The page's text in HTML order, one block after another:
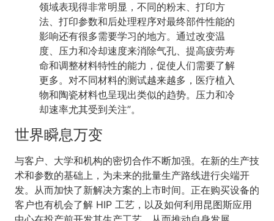
领域表现得非常明显，不同的粉末、打印方
法、打印参数和后处理程序对最终部件性能的
影响还有很多需要学习的地方。通过改变温
度、压力和冷却速度来消除气孔、提高疲劳寿
命和调整材料特性的能力，促使人们需要了解
更多。对不同材料的测试越来越多，医疗植入
物和陶瓷材料也呈现出类似的趋势。压力和冷
却速率尤其受到关注”。
世界瞬息万变
与客户、大学和机构的密切合作不断加强。在新的生产技
术和参数的基础上，为未来的批量生产路线进行尖端开
发。从而加快了新解决方案的上市时间。正在购买设备的
客户也有机会了解 HIP 工艺，以及如何利用昆图斯应用